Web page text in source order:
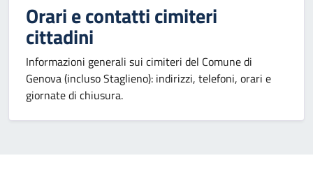
Orari e contatti cimiteri
cittadini
Informazioni generali sui cimiteri del Comune di
Genova (incluso Staglieno): indirizzi, telefoni, orari e
giornate di chiusura.